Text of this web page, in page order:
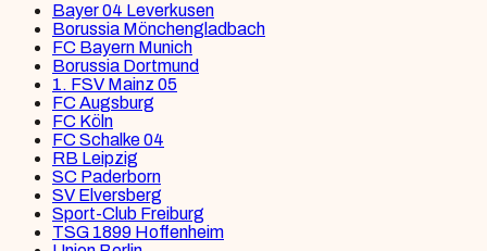
Bayer 04 Leverkusen
Borussia Mönchengladbach
FC Bayern Munich
Borussia Dortmund
1. FSV Mainz 05
FC Augsburg
FC Köln
FC Schalke 04
RB Leipzig
SC Paderborn
SV Elversberg
Sport-Club Freiburg
TSG 1899 Hoffenheim